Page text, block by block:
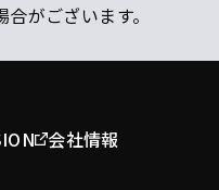
がございます。
会社情報